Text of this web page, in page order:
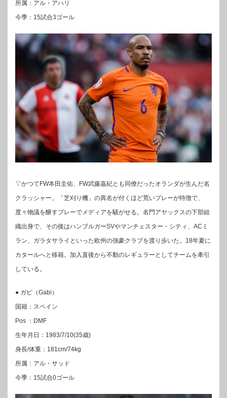
所属：アル・アハリ
今季：15試合3ゴール
▽かつてFW本田圭佑、FW武藤嘉紀とも同僚だったオランダが生んだ名
クラッシャー。「芝刈り機」の異名が付くほど荒いプレーが特徴で、
度々物議を醸すプレーでメディアを騒がせる。名門アヤックスの下部組
織出身で、その後はハンブルガーSVやマンチェスター・シティ、ACミ
ラン、ガラタサライといった欧州の強豪クラブを渡り歩いた。18年夏に
カタールへと移籍。加入直後から不動のレギュラーとしてチームを牽引
している。
● ガビ（Gabi）
国籍：スペイン
Pos ：DMF
生年月日：1983/7/10(35歳)
身長/体重：181cm/74kg
所属：アル・サッド
今季：15試合0ゴール